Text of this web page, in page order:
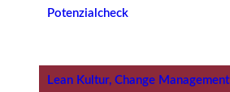
Potenzialcheck
Lean Kultur, Change Management